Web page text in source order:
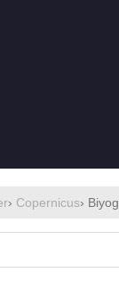
› Copernicus›